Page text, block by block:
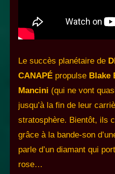
Le succès planétaire de
CANAPÉ propulse Blake
Mancini (qui ne vont
jusqu’à la fin de leur
stratosphère. Bientôt, ils
grâce à la bande-son
parle d’un diamant qui
rose…